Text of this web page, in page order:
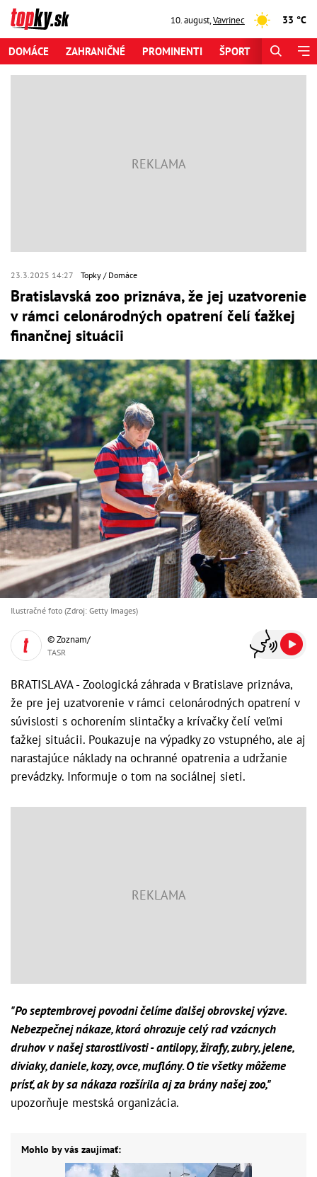
10. august,Vavrinec 33 °C
DOMÁCE ZAHRANIČNÉ PROMINENTI ŠPORT
23.3.2025 14:27 Topky Domáce
Bratislavská zoo priznáva, že jej uzatvorenie
v rámci celonárodných opatrení čelí ťažkej
finančnej situácii
Ilustračné foto (Zdroj: Getty Images)
© Zoznam/
TASR
BRATISLAVA - Zoologická záhrada v Bratislave priznáva,
že pre jej uzatvorenie v rámci celonárodných opatrení v
súvislosti s ochorením slintačky a krívačky čelí veľmi
ťažkej situácii. Poukazuje na výpadky zo vstupného, ale aj
narastajúce náklady na ochranné opatrenia a udržanie
prevádzky. Informuje o tom na sociálnej sieti.
"Po septembrovej povodni čelíme ďalšej obrovskej výzve.
Nebezpečnej nákaze, ktorá ohrozuje celý rad vzácnych
druhov v našej starostlivosti - antilopy, žirafy, zubry, jelene,
diviaky, daniele, kozy, ovce, muflóny. O tie všetky môžeme
prísť, ak by sa nákaza rozšírila aj za brány našej zoo,"
upozorňuje mestská organizácia.
Mohlo by vás zaujímať: